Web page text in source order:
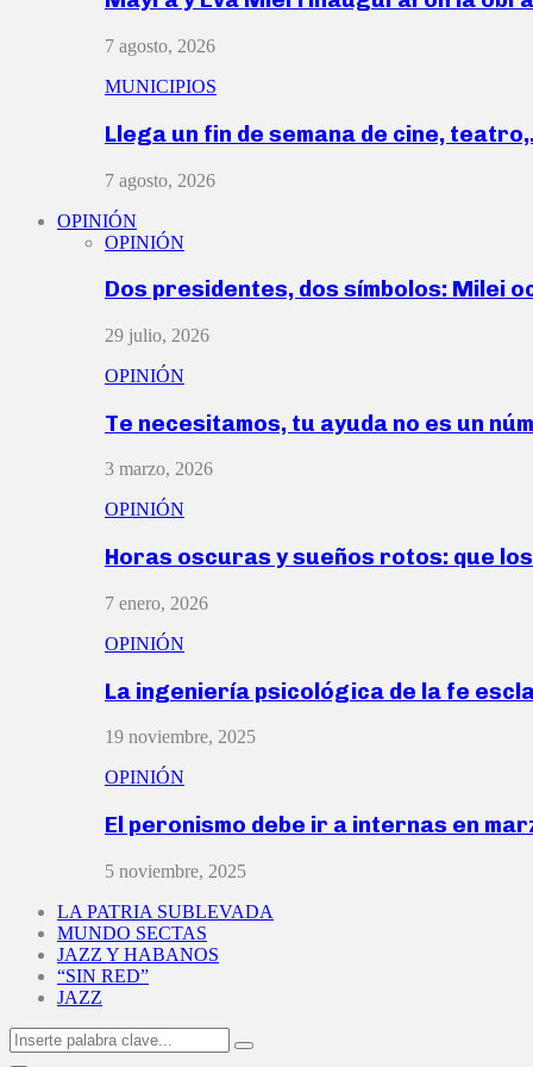
7 agosto, 2026
MUNICIPIOS
Llega un fin de semana de cine,
7 agosto, 2026
OPINIÓN
OPINIÓN
Dos presidentes, dos símbolos: Milei
29 julio, 2026
OPINIÓN
Te necesitamos, tu ayuda no es un
3 marzo, 2026
OPINIÓN
Horas oscuras y sueños rotos: que
7 enero, 2026
OPINIÓN
La ingeniería psicológica de la fe
19 noviembre, 2025
OPINIÓN
El peronismo debe ir a internas en
5 noviembre, 2025
LA PATRIA SUBLEVADA
MUNDO SECTAS
JAZZ Y HABANOS
“SIN RED”
JAZZ
Search
for:
Search